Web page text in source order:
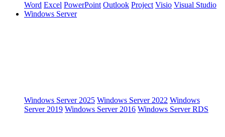
Word Excel PowerPoint Outlook Project Visio Visual Studio
Windows Server
Windows Server 2025 Windows Server 2022 Windows
Server 2019 Windows Server 2016 Windows Server RDS